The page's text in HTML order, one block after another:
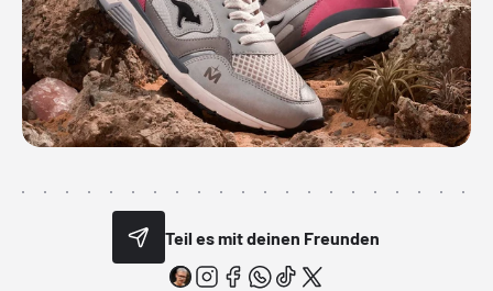
Teil es mit deinen Freunden